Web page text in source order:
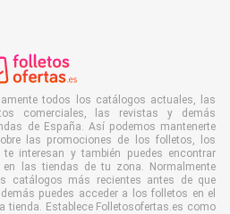
todos los catálogos actuales, las
comerciales, las revistas y demás
de España. Así podemos mantenerte
las promociones de los folletos, los
interesan y también puedes encontrar
las tiendas de tu zona. Normalmente
catálogos más recientes antes de que
puedes acceder a los folletos en el
tienda. Establece Folletosofertas.es como